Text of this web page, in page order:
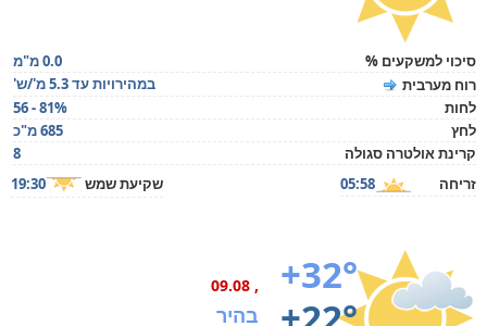
סיכוי למשקעים %
0.0 מ"מ
רוח מערבית
במהירויות עד 5.3 מ'/ש'
לחות
56 - 81%
לחץ
685 מ"כ
קרינת אולטרה סגולה
8
זריחה
05:58 שקיעת שמש 19:30
+32°
, 09.08
בהיר